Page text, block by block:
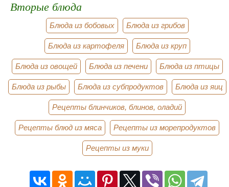
Вторые блюда
Блюда из бобовых Блюда из грибов
Блюда из картофеля Блюда из круп
Блюда из овощей Блюда из печени Блюда из птицы
Блюда из рыбы Блюда из субпродуктов Блюда из яиц
Рецепты блинчиков, блинов, оладий
Рецепты блюд из мяса Рецепты из морепродуктов
Рецепты из муки